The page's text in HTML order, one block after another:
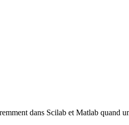
dans Scilab et Matlab quand